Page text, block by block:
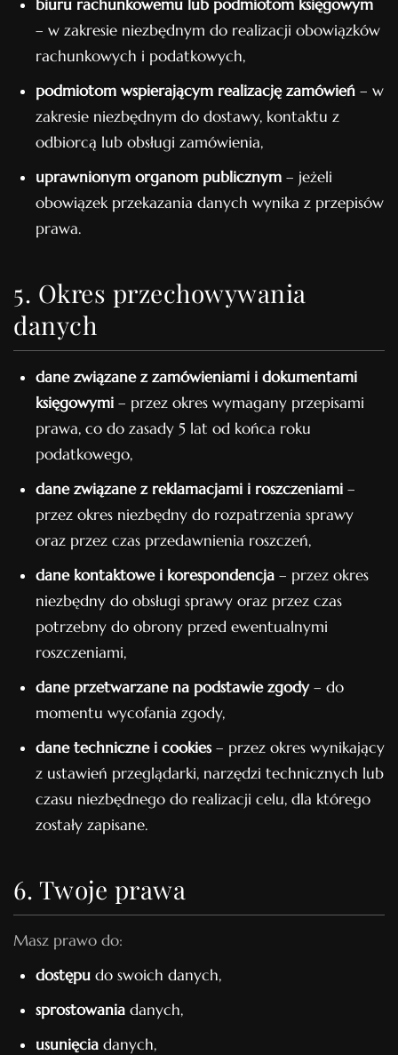
biuru rachunkowemu lub podmiotom księgowym
– w zakresie niezbędnym do realizacji obowiązków
rachunkowych i podatkowych,
podmiotom wspierającym realizację zamówień – w
zakresie niezbędnym do dostawy, kontaktu z
odbiorcą lub obsługi zamówienia,
uprawnionym organom publicznym – jeżeli
obowiązek przekazania danych wynika z przepisów
prawa.
5. Okres przechowywania
danych
dane związane z zamówieniami i dokumentami
księgowymi – przez okres wymagany przepisami
prawa, co do zasady 5 lat od końca roku
podatkowego,
dane związane z reklamacjami i roszczeniami –
przez okres niezbędny do rozpatrzenia sprawy
oraz przez czas przedawnienia roszczeń,
dane kontaktowe i korespondencja – przez okres
niezbędny do obsługi sprawy oraz przez czas
potrzebny do obrony przed ewentualnymi
roszczeniami,
dane przetwarzane na podstawie zgody– do
momentu wycofania zgody,
dane techniczne i cookies – przez okres wynikający
z ustawień przeglądarki, narzędzi technicznych lub
czasu niezbędnego do realizacji celu, dla którego
zostały zapisane.
6. Twoje prawa
Masz prawo do:
dostępu do swoich danych,
sprostowania danych,
usunięcia danych,